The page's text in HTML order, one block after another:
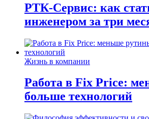
РТК-Сервис: как
инженером за три
Жизнь в компании
Работа в Fix Price:
больше технологий